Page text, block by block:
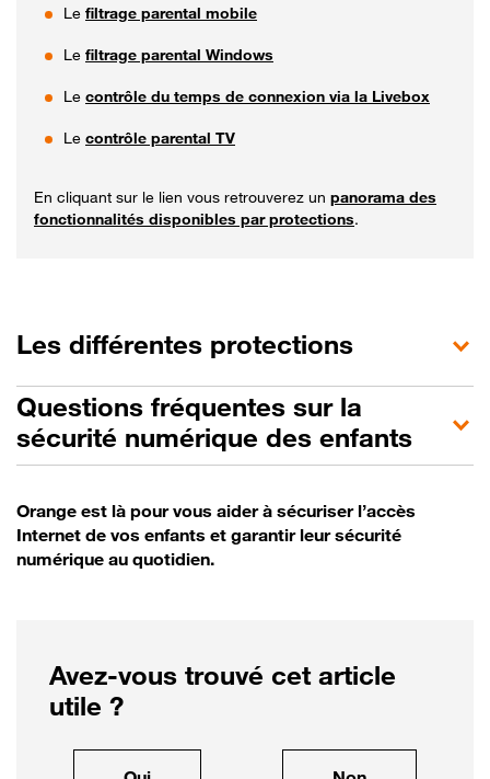
Le filtrage parental mobile
Le filtrage parental Windows
Le contrôle du temps de connexion via la Livebox
Le contrôle parental TV
En cliquant sur le lien vous retrouverez un panorama des
fonctionnalités disponibles par protections.
Les différentes protections
Questions fréquentes sur la
sécurité numérique des enfants
Orange est là pour vous aider à sécuriser l’accès
Internet de vos enfants et garantir leur sécurité
numérique au quotidien.
Avez-vous trouvé cet article
utile ?